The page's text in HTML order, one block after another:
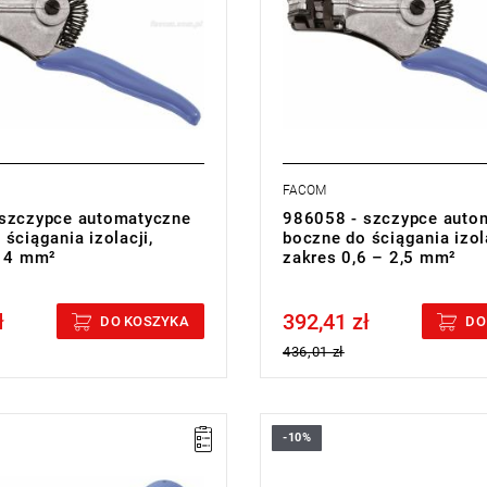
automatyczne
ściągania izolacji,
mm²
DO KOSZYKA
FACOM
986058 - szczypce
boczne do ściągania
zakres 0,6 – 2,5 mm²
Price tax included
392,41 zł
436,01 zł
do 7,5 mm.
Zakres: średnica 11 mm.
-10%